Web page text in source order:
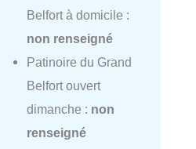
Belfort à domicile :
non renseigné
Patinoire du Grand
Belfort ouvert
dimanche : non
renseigné